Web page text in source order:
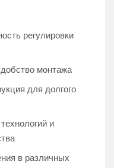
регулировки
монтажа
для долгого
и
в различных